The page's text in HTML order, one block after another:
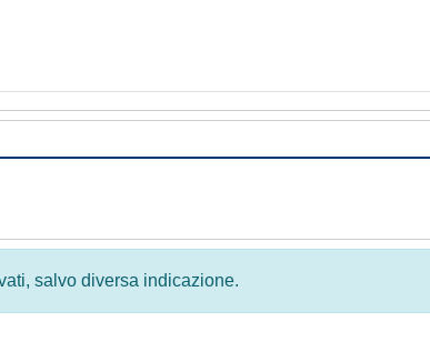
salvo diversa indicazione.